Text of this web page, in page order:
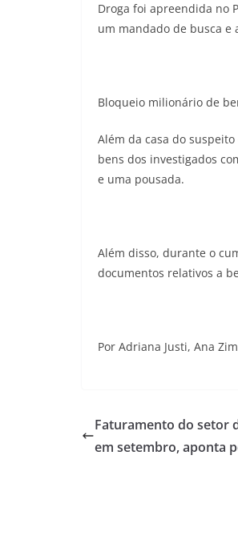
Droga foi apreendida no
um mandado de busca e
Bloqueio milionário de
Além da casa do
bens dos investigados
e uma pousada.
Além disso, durante o
documentos relativos a
Por Adriana Justi, Ana
Faturamento do setor
em setembro, aponta